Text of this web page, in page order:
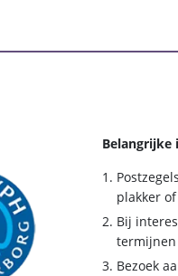
plakker
Bij
termijnen
Bezoek